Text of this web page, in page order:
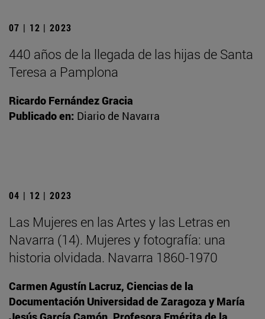
07 | 12 | 2023
440 años de la llegada de las hijas de Santa
Teresa a Pamplona
Ricardo Fernández Gracia
Publicado en: Diario de Navarra
04 | 12 | 2023
Las Mujeres en las Artes y las Letras en
Navarra (14). Mujeres y fotografía: una
historia olvidada. Navarra 1860-1970
Carmen Agustín Lacruz, Ciencias de la
Documentación Universidad de Zaragoza y María